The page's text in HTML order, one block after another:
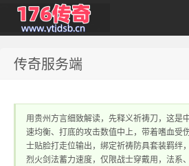
传奇服务端
用贵州方言细致解读，先释义祈祷刀，这是
速均衡、打底的攻击数值中上，带着嗜血受
士贴脸打走位输出，绑定祈祷防具套装羁绊
烈火剑法蓄力速度，仅限战士穿戴用，法系